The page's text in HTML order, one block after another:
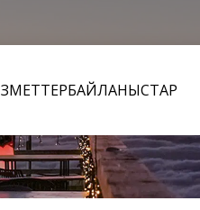
БАЙЛАНЫСТАР